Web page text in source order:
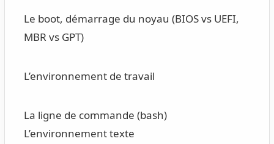
Le boot, démarrage du noyau (BIOS vs UEFI,
MBR vs GPT)
L’environnement de travail
La ligne de commande (bash)
L’environnement texte